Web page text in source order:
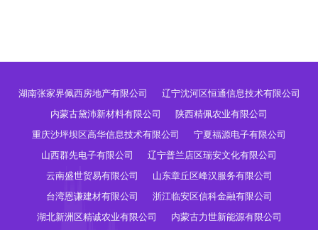
湖南张家界佩西房地产有限公司
辽宁沈河区恒通信息技术有限公司
内蒙古黛沛新材料有限公司
陕西精佩农业有限公司
重庆沙坪坝区高华信息技术有限公司
宁夏福源电子有限公司
山西群先电子有限公司
辽宁普兰店区瑞安文化有限公司
云南盛世贸易有限公司
山东章丘区峰汉服务有限公司
台湾恩谦建材有限公司
浙江临安区信科金融有限公司
湖北新洲区精诚农业有限公司
内蒙古力世新能源有限公司